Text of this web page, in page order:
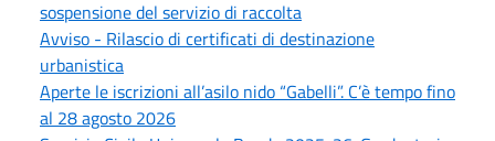
sospensione del servizio di raccolta
Avviso - Rilascio di certificati di destinazione
urbanistica
Aperte le iscrizioni all’asilo nido “Gabelli”. C’è tempo fino
al 28 agosto 2026